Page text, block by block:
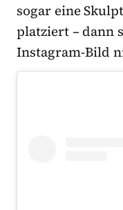
sogar eine
platziert – dann
Instagram-Bild